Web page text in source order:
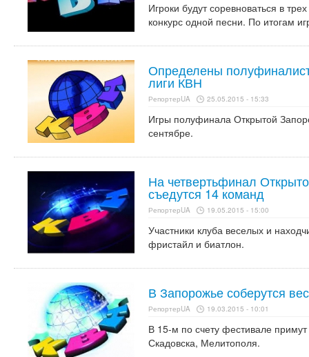
Игроки будут соревноваться в
конкурс одной песни. По итогам
Определены
лиги КВН
РепортерUA 25.05.2015 - 15:33
Игры полуфинала Открытой
сентябре.
На четвертьфинал
съедутся 14 команд
РепортерUA 19.05.2015 - 15:00
Участники клуба веселых и
фристайл и биатлон.
В Запорожье соберутся
РепортерUA 19.03.2015 - 10:01
В 15-м по счету фестивале
Скадовска, Мелитополя.